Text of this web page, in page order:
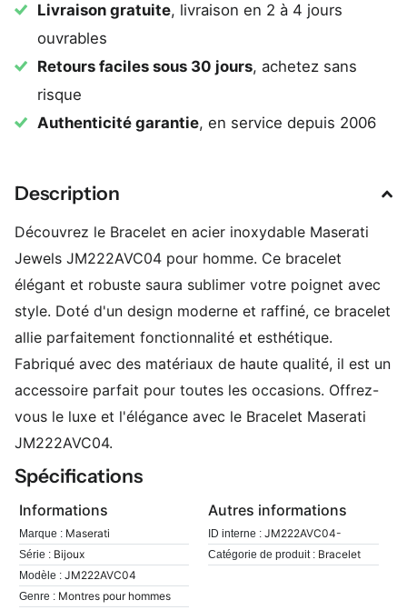
Livraison gratuite, livraison en 2 à 4 jours
ouvrables
Retours faciles sous 30 jours, achetez sans
risque
Authenticité garantie, en service depuis 2006
Description
Découvrez le Bracelet en acier inoxydable Maserati
Jewels JM222AVC04 pour homme. Ce bracelet
élégant et robuste saura sublimer votre poignet avec
style. Doté d'un design moderne et raffiné, ce bracelet
allie parfaitement fonctionnalité et esthétique.
Fabriqué avec des matériaux de haute qualité, il est un
accessoire parfait pour toutes les occasions. Offrez-
vous le luxe et l'élégance avec le Bracelet Maserati
JM222AVC04.
Spécifications
Informations
Marque : Maserati
Série : Bijoux
Modèle : JM222AVC04
Genre : Montres pour hommes
Autres informations
ID interne : JM222AVC04-
Catégorie de produit : Bracelet